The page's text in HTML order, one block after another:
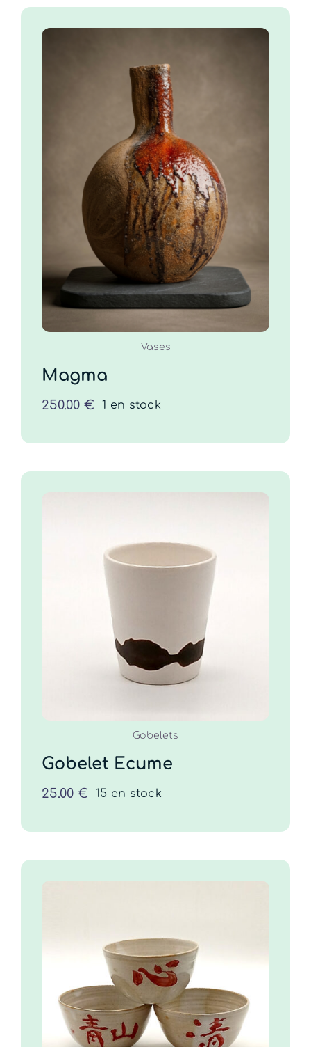
Magma
250.00€
COMMANDER / DÉTAILS
Vases
Magma
250.00 € 1 en stock
Gobelet Ecume
COMMANDER DÉTAILS
Gobelets
Gobelet Ecume
25.00 € 15 en stock
Bol L-O-V-E
25.00€
COMMANDER DÉTAILS